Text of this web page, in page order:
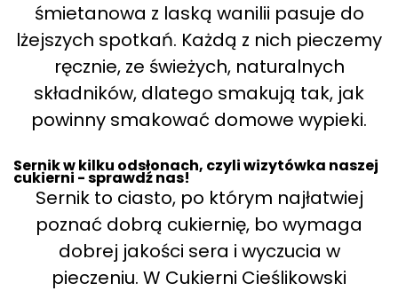
śmietanowa z laską wanilii pasuje do
lżejszych spotkań. Każdą z nich pieczemy
ręcznie, ze świeżych, naturalnych
składników, dlatego smakują tak, jak
powinny smakować domowe wypieki.
Sernik w kilku odsłonach, czyli wizytówka naszej
cukierni - sprawdź nas!
Sernik to ciasto, po którym najłatwiej
poznać dobrą cukiernię, bo wymaga
dobrej jakości sera i wyczucia w
pieczeniu. W Cukierni Cieślikowski